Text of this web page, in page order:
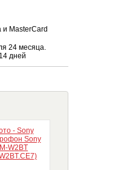
MasterCard
24 месяца.
дней